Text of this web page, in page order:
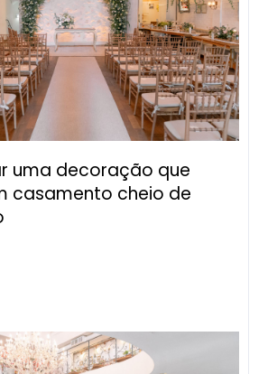
uma decoração que
casamento cheio de